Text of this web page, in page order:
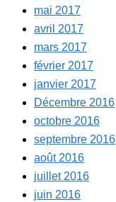
mai 2017
avril 2017
mars 2017
février 2017
janvier 2017
Décembre 2016
octobre 2016
septembre 2016
août 2016
juillet 2016
juin 2016